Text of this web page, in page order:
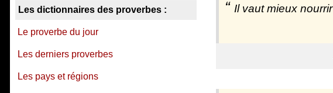
Il vaut mieux
Les dictionnaires des proverbes :
Le proverbe du jour
Les derniers proverbes
Les pays et régions